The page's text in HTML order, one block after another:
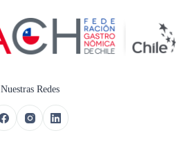
Nuestras Redes